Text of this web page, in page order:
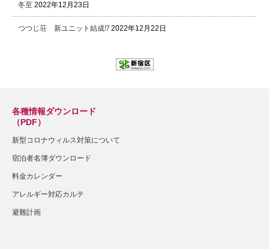
冬至 2022年12月23日
つつじ荘 新ユニット結成⁉ 2022年12月22日
各種情報ダウンロード
（PDF）
新型コロナウィルス対策について
宿泊者名簿ダウンロード
料金カレンダー
アレルギー対応カルテ
避難計画